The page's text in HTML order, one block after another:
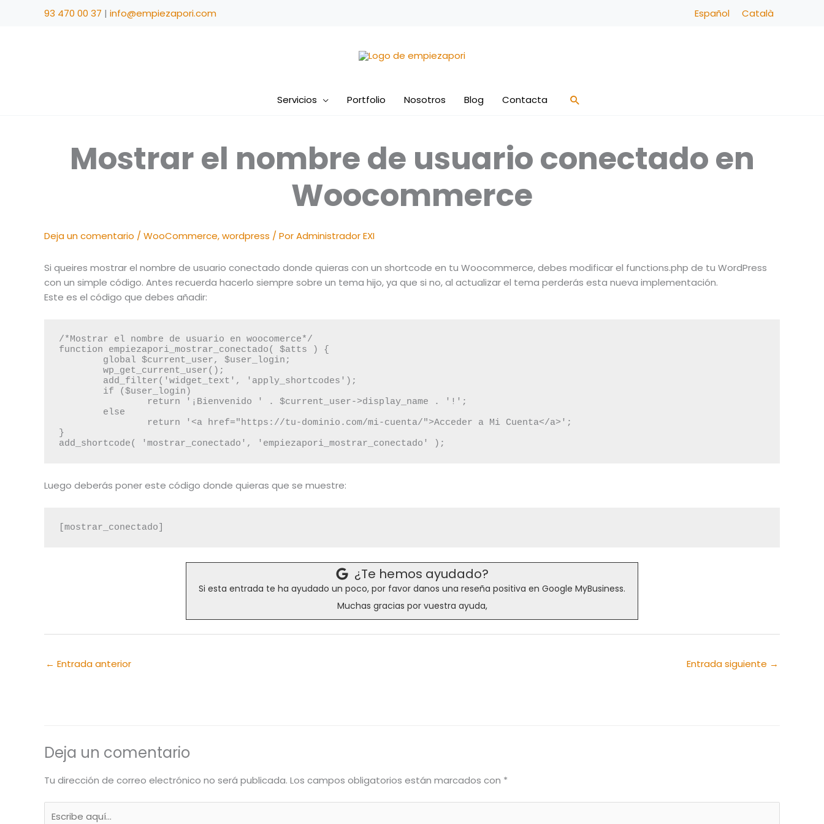
93 470 00 37 | info@empiezapori.com Español Català
Servicios Portfolio Nosotros Blog Contacta Buscar
Mostrar el nombre de usuario conectado en
Woocommerce
Deja un comentario / WooCommerce,wordpress / PorAdministrador EXI
Si queires mostrar el nombre de usuario conectado donde quieras con un shortcode en tu Woocommerce, debes modificar el functions.php de tu WordPress
con un simple código. Antes recuerda hacerlo siempre sobre un tema hijo, ya que si no, al actualizar el tema perderás esta nueva implementación.
Este es el código que debes añadir:
/*Mostrar el nombre de usuario en woocomerce*/
function empiezapori_mostrar_conectado( $atts ) {
}
add_shortcode( 'mostrar_conectado', 'empiezapori_mostrar_conectado' );
Luego deberás poner este código donde quieras que se muestre:
[mostrar_conectado]
¿Te hemos ayudado?
Si esta entrada te ha ayudado un poco, por favor danos una reseña positiva en Google MyBusiness.
Muchas gracias por vuestra ayuda,
← Entrada anterior Entrada siguiente →
Deja un comentario
Tu dirección de correo electrónico no será publicada. Los campos obligatorios están marcados con *